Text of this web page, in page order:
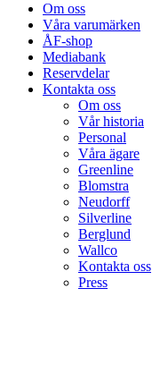
Om oss
Våra varumärken
ÅF-shop
Mediabank
Reservdelar
Kontakta oss
Om oss
Vår historia
Personal
Våra ägare
Greenline
Blomstra
Neudorff
Silverline
Berglund
Wallco
Kontakta oss
Press